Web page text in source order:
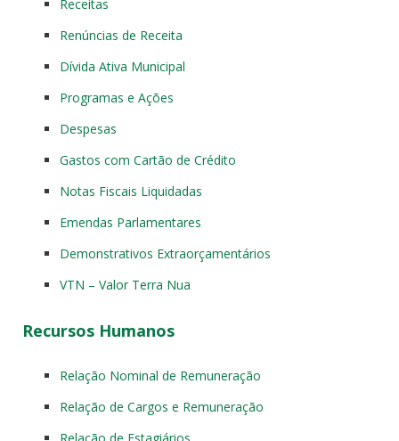
Receitas
Renúncias de Receita
Dívida Ativa Municipal
Programas e Ações
Despesas
Gastos com Cartão de Crédito
Notas Fiscais Liquidadas
Emendas Parlamentares
Demonstrativos Extraorçamentários
VTN – Valor Terra Nua
Recursos Humanos
Relação Nominal de Remuneração
Relação de Cargos e Remuneração